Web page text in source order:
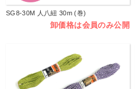
SG8-30M 人八紐 30m (巻)
卸価格は会員のみ公開